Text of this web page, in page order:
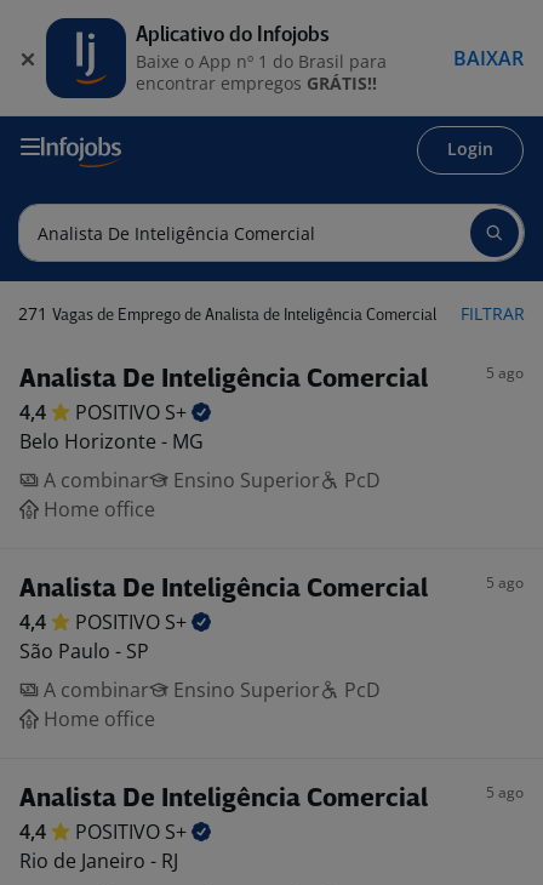
Login
271 Vagas de Emprego de Analista de Inteligência Comercial FILTRAR
Analista De Inteligência Comercial 5 ago
4,4 POSITIVO S+
Belo Horizonte - MG
A combinar
Ensino Superior
PcD
Home office
Analista De Inteligência Comercial 5 ago
4,4 POSITIVO S+
São Paulo - SP
A combinar
Ensino Superior
PcD
Home office
Analista De Inteligência Comercial 5 ago
4,4 POSITIVO S+
Rio de Janeiro - RJ
Aplicativo do Infojobs
Baixe o App nº 1 do Brasil para
encontrar empregos GRÁTIS!!
BAIXAR